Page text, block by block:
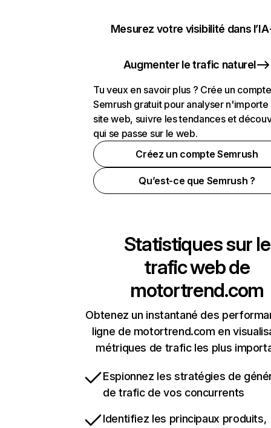
Mesurez votre visibilité dans l’IA
Augmenter le trafic naturel
Tu veux en savoir plus ? Crée un compte
Semrush gratuit pour analyser n'importe
site web, suivre les tendances et
qui se passe sur le web.
Créez un compte Semrush
Qu’est-ce que Semrush ?
Statistiques sur le
trafic web de
motortrend.com
Obtenez un instantané des
ligne de motortrend.com en
métriques de trafic les plus
Espionnez les stratégies de
de trafic de vos concurrents
Identifiez les principaux produits,